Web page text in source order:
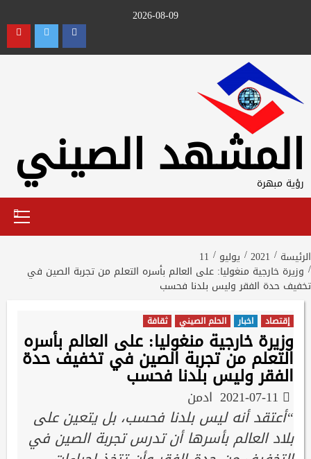
2026-08-09
Facebook
Twitter
المشهد الصيني
رؤية مبهرة
Primary
الرئيسة 2021 يوليو 11
وزيرة خارجية منغوليا: على العالم بأسره التعلم من تجربة الصين في
تخفيف حدة الفقر وليس بلدنا فحسب
إقتصاد اخبار الحلم الصيني ثقافة
وزيرة خارجية منغوليا: على العالم بأسره
التعلم من تجربة الصين في تخفيف حدة
الفقر وليس بلدنا فحسب
ادمن
“أعتقد أنه ليس بلدنا فحسب، بل يتعين على
بلاد العالم بأسرها أن تدرس تجربة الصين في